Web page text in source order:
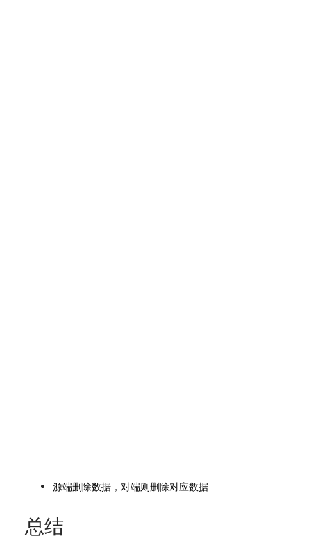
源端删除数据，对端则删除对应数据
总结